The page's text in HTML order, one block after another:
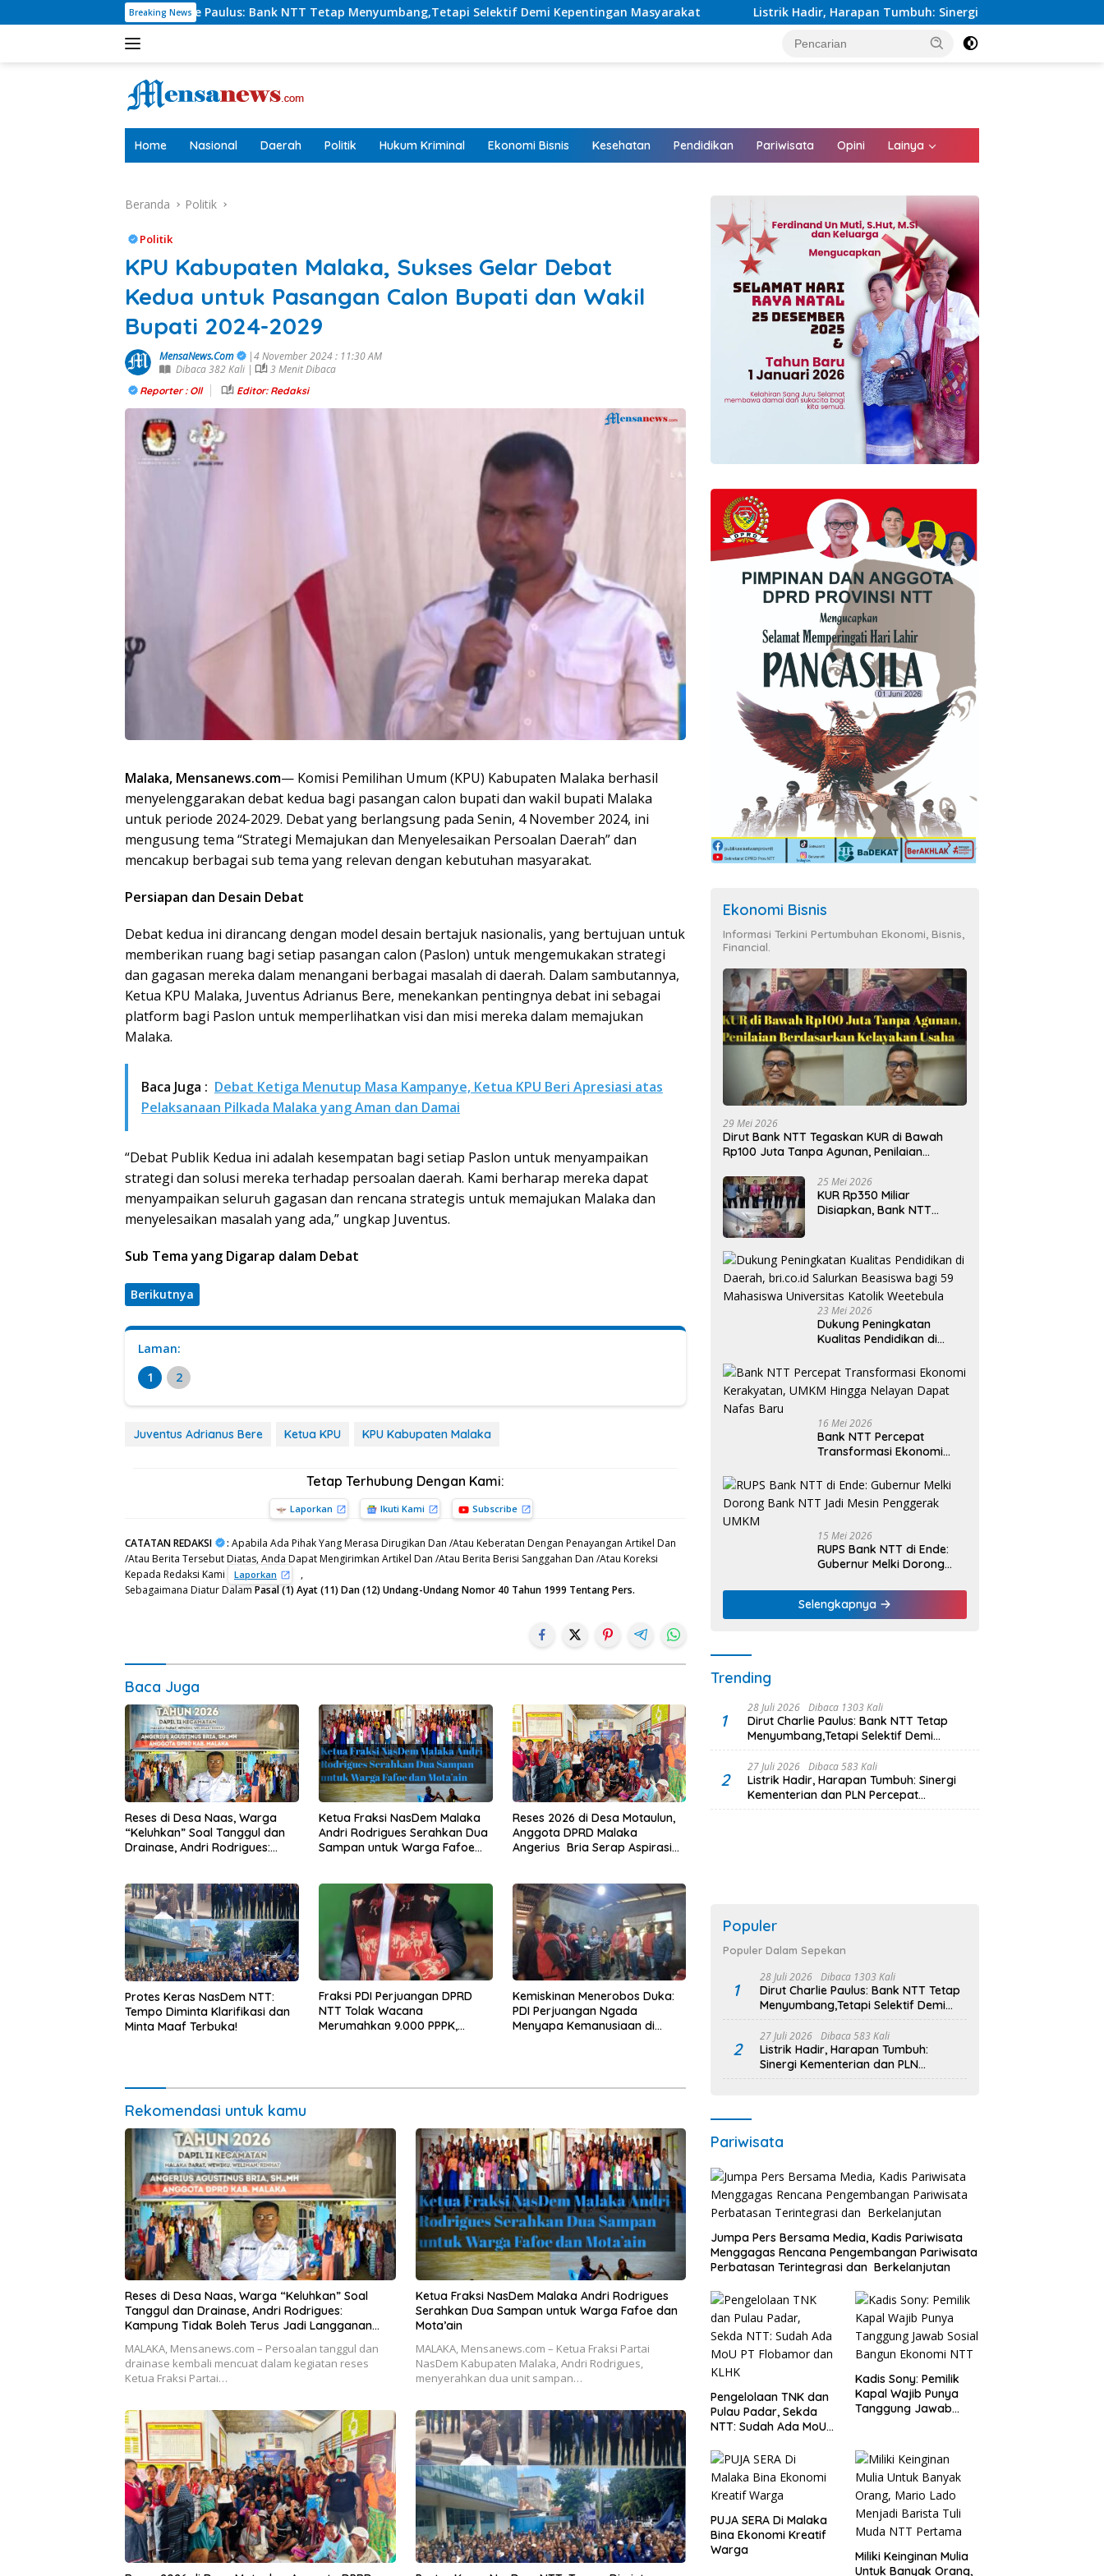
ke
Breaking News
Charlie Paulus: Bank NTT Tetap Menyumbang,Tetapi Selektif Demi Kepentingan Masyarakat Listrik Hadir, Harapan Tumbuh: Sinergi Kementerian dan PLN Percepat
Home Nasional Daerah Politik Hukum Kriminal Ekonomi Bisnis Kesehatan Pendidikan Pariwisata Opini Lainya
Beranda Politik
Politik
KPU Kabupaten Malaka, Sukses Gelar Debat
Kedua untuk Pasangan Calon Bupati dan Wakil
Bupati 2024-2029
MensaNews.Com
|4 November 2024 : 11:30 AM
Dibaca 382 Kali |
3 Menit Dibaca
Reporter : Oll Editor: Redaksi
Malaka, Mensanews.com— Komisi Pemilihan Umum (KPU) Kabupaten Malaka berhasil
menyelenggarakan debat kedua bagi pasangan calon bupati dan wakil bupati Malaka
untuk periode 2024-2029. Debat yang berlangsung pada Senin, 4 November 2024, ini
mengusung tema “Strategi Memajukan dan Menyelesaikan Persoalan Daerah” dan
mencakup berbagai sub tema yang relevan dengan kebutuhan masyarakat.
Persiapan dan Desain Debat
Debat kedua ini dirancang dengan model desain bertajuk nasionalis, yang bertujuan untuk
memberikan ruang bagi setiap pasangan calon (Paslon) untuk mengemukakan strategi
dan gagasan mereka dalam menangani berbagai masalah di daerah. Dalam sambutannya,
Ketua KPU Malaka, Juventus Adrianus Bere, menekankan pentingnya debat ini sebagai
platform bagi Paslon untuk memperlihatkan visi dan misi mereka dalam memajukan
Malaka.
Baca Juga : Debat Ketiga Menutup Masa Kampanye, Ketua KPU Beri Apresiasi atas
Pelaksanaan Pilkada Malaka yang Aman dan Damai
“Debat Publik Kedua ini adalah kesempatan bagi setiap Paslon untuk menyampaikan
strategi dan solusi mereka terhadap persoalan daerah. Kami berharap mereka dapat
menyampaikan seluruh gagasan dan rencana strategis untuk memajukan Malaka dan
menyelesaikan masalah yang ada,” ungkap Juventus.
Sub Tema yang Digarap dalam Debat
Berikutnya
Laman:
1
2
Juventus Adrianus Bere Ketua KPU KPU Kabupaten Malaka
Tetap Terhubung Dengan Kami:
Laporkan Ikuti Kami Subscribe
CATATAN REDAKSI : Apabila Ada Pihak Yang Merasa Dirugikan Dan /Atau Keberatan Dengan Penayangan Artikel Dan
/Atau Berita Tersebut Diatas, Anda Dapat Mengirimkan Artikel Dan /Atau Berita Berisi Sanggahan Dan /Atau Koreksi
Kepada Redaksi Kami
Laporkan
,
Sebagaimana Diatur DalamPasal (1) Ayat (11) Dan (12) Undang-Undang Nomor 40 Tahun 1999 Tentang Pers.
Baca Juga
Reses di Desa Naas, Warga
“Keluhkan” Soal Tanggul dan
Drainase, Andri Rodrigues:
Ketua Fraksi NasDem Malaka
Andri Rodrigues Serahkan Dua
Sampan untuk Warga Fafoe
Reses 2026 di Desa Motaulun,
Anggota DPRD Malaka
Angerius Bria Serap Aspirasi
Protes Keras NasDem NTT:
Tempo Diminta Klarifikasi dan
Minta Maaf Terbuka!
Fraksi PDI Perjuangan DPRD
NTT Tolak Wacana
Merumahkan 9.000 PPPK,
Kemiskinan Menerobos Duka:
PDI Perjuangan Ngada
Menyapa Kemanusiaan di
Rekomendasi untuk kamu
Reses di Desa Naas, Warga “Keluhkan” Soal
Tanggul dan Drainase, Andri Rodrigues:
Kampung Tidak Boleh Terus Jadi Langganan
MALAKA, Mensanews.com – Persoalan tanggul dan
drainase kembali mencuat dalam kegiatan reses
Ketua Fraksi Partai…
Ketua Fraksi NasDem Malaka Andri Rodrigues
Serahkan Dua Sampan untuk Warga Fafoe dan
Mota’ain
MALAKA, Mensanews.com – Ketua Fraksi Partai
NasDem Kabupaten Malaka, Andri Rodrigues,
menyerahkan dua unit sampan…
Ekonomi Bisnis
Informasi Terkini Pertumbuhan Ekonomi, Bisnis,
Financial.
29 Mei 2026
Dirut Bank NTT Tegaskan KUR di Bawah
Rp100 Juta Tanpa Agunan, Penilaian
25 Mei 2026
KUR Rp350 Miliar
Disiapkan, Bank NTT
23 Mei 2026
Dukung Peningkatan
Kualitas Pendidikan di
Beasiswa bagi 59
Mahasiswa Universitas
Katolik Weetebula
16 Mei 2026
Bank NTT Percepat
Transformasi Ekonomi
Nelayan Dapat Nafas
Baru
15 Mei 2026
RUPS Bank NTT di Ende:
Gubernur Melki Dorong
Penggerak UMKM
Selengkapnya
Trending
1
28 Juli 2026 Dibaca 1303 Kali
Dirut Charlie Paulus: Bank NTT Tetap
Menyumbang,Tetapi Selektif Demi
Kepentingan Masyarakat
2
27 Juli 2026 Dibaca 583 Kali
Listrik Hadir, Harapan Tumbuh: Sinergi
Kementerian dan PLN Percepat
Pembangunan Infrastruktur Desa
Populer
Populer Dalam Sepekan
1
28 Juli 2026 Dibaca 1303 Kali
Dirut Charlie Paulus: Bank NTT Tetap
Menyumbang,Tetapi Selektif Demi
Kepentingan Masyarakat
2
27 Juli 2026 Dibaca 583 Kali
Listrik Hadir, Harapan Tumbuh:
Sinergi Kementerian dan PLN
Percepat Pembangunan Infrastruktur
Pariwisata
Jumpa Pers Bersama Media, Kadis Pariwisata
Menggagas Rencana Pengembangan Pariwisata
Perbatasan Terintegrasi dan Berkelanjutan
Pengelolaan TNK dan
Pulau Padar, Sekda
NTT: Sudah Ada MoU
KLHK
Kadis Sony: Pemilik
Kapal Wajib Punya
Tanggung Jawab
PUJA SERA Di Malaka
Bina Ekonomi Kreatif
Warga
Miliki Keinginan Mulia
Untuk Banyak Orang,